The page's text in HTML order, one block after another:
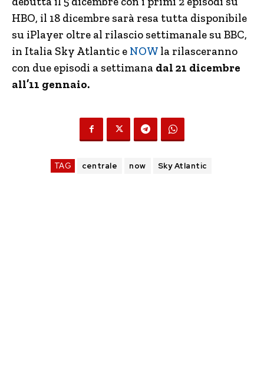
HBO, il 18 dicembre sarà resa tutta disponibile
su iPlayer oltre al rilascio settimanale su BBC,
in Italia Sky Atlantic e NOW la rilasceranno
con due episodi a settimana dal 21 dicembre
all’11 gennaio.
TAG centrale now Sky Atlantic